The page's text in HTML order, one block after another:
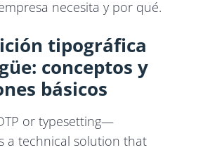
necesita y por qué.
tipográfica
conceptos y
básicos
or typesetting—
a technical solution that